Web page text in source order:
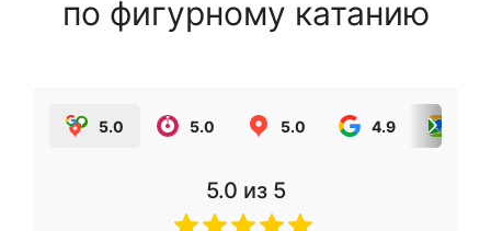
по фигурному катанию
5.0 5.0 5.0 4.9
5.0 из 5